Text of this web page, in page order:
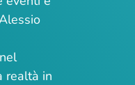
realtà in